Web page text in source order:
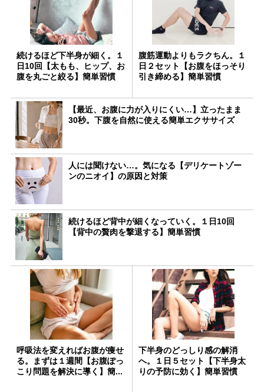
続けるほど下半身が細く。１
日10回【太もも、ヒップ、お
腹を丸ごと絞る】簡単習慣
腹筋運動よりもラクちん。１
日２セット【お腹をほっそり
引き締める】簡単習慣
【最近、お腹に力が入りにくい…】立ったまま
30秒。下腹を自然に使える簡単エクササイズ
人には聞けない…。気になる【デリケートゾー
ンのニオイ】の原因と対策
続けるほど背中が細くなっていく。１日10回
【背中の贅肉を撃退する】簡単習慣
呼吸法を変えればお腹が痩せ
る。まずは１週間【お腹ぽっ
こり問題を解決に導く】簡...
下半身のどっしり感の解消
へ。１日５セット【下半身太
りの予防に効く】簡単習慣